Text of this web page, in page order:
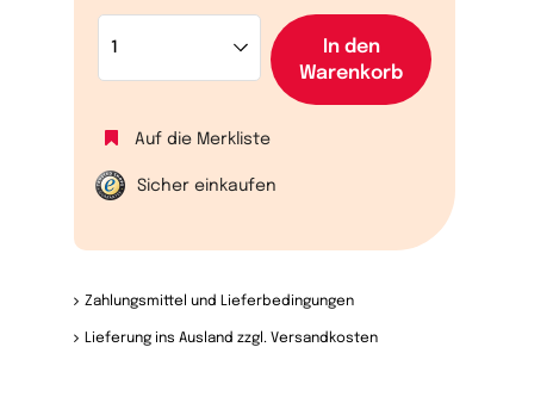
In den
Warenkorb
Auf die Merkliste
Sicher einkaufen
Zahlungsmittel und Lieferbedingungen
Lieferung ins Ausland zzgl. Versandkosten